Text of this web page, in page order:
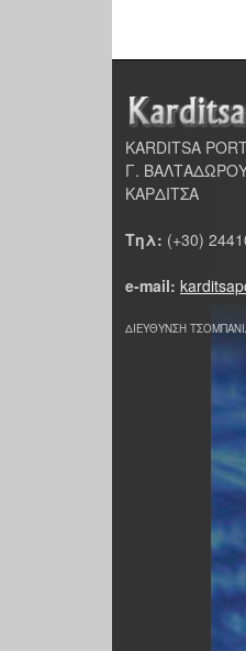
KARDITSA
Γ.
ΚΑΡΔΙΤΣΑ
Τηλ: (+30)
e-mail:
ΔΙΕΥΘΥΝΣΗ